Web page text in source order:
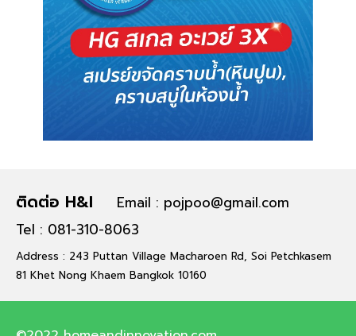
ติดต่อ H&I
Email : pojpoo@gmail.com
Tel : 081-310-8063
Address : 243 Puttan Village Macharoen Rd, Soi Petchkasem
81 Khet Nong Khaem Bangkok 10160